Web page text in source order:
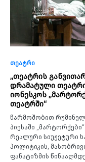
თეატრი
„თეატრის
დრამატული
იონესკოს
თეატრში“
წარმოშობით
პიესაში
რეალური სიუჟეტური
პოლიტიკის,
ფანატიზმის